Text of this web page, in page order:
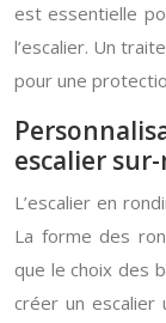
est essentielle
l’escalier. Un
pour une
escalier
L’escalier en
La forme des
que le choix des
créer un escalier